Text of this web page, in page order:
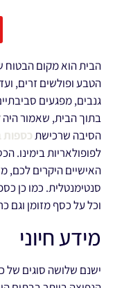
הבית הוא מקום הבטוח
הטבע ופולשים זרים,
גנבים, מפגעים
בתוך הבית, שאמור היה
הסיבה שרכישתכספות
לפופולאריות בימינו.
האישיים היקרים לכם,
סנטימנטלית. כמו כן
וכל על כסף מזומן וגם
מידע חיוני
ישנם שלושה סוגים של